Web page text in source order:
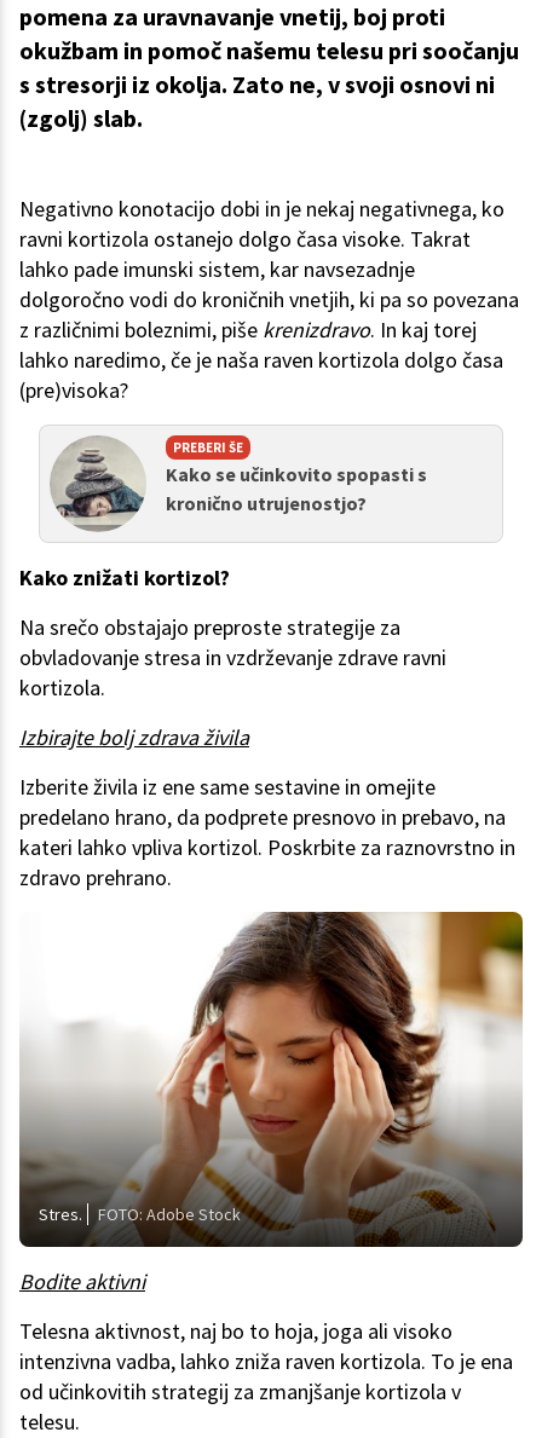
pomena za uravnavanje vnetij, boj proti
okužbam in pomoč našemu telesu pri soočanju
s stresorji iz okolja. Zato ne, v svoji osnovi ni
(zgolj) slab.
Negativno konotacijo dobi in je nekaj negativnega, ko
ravni kortizola ostanejo dolgo časa visoke. Takrat
lahko pade imunski sistem, kar navsezadnje
dolgoročno vodi do kroničnih vnetjih, ki pa so povezana
z različnimi boleznimi, piše krenizdravo. In kaj torej
lahko naredimo, če je naša raven kortizola dolgo časa
(pre)visoka?
PREBERI ŠE
Kako se učinkovito spopasti s
kronično utrujenostjo?
Kako znižati kortizol?
Na srečo obstajajo preproste strategije za
obvladovanje stresa in vzdrževanje zdrave ravni
kortizola.
Izbirajte bolj zdrava živila
Izberite živila iz ene same sestavine in omejite
predelano hrano, da podprete presnovo in prebavo, na
kateri lahko vpliva kortizol. Poskrbite za raznovrstno in
zdravo prehrano.
Stres. FOTO: Adobe Stock
Bodite aktivni
Telesna aktivnost, naj bo to hoja, joga ali visoko
intenzivna vadba, lahko zniža raven kortizola. To je ena
od učinkovitih strategij za zmanjšanje kortizola v
telesu.